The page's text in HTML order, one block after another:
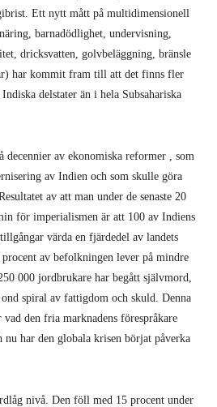
Ett nytt mått på multidimensionell
barnadödlighet, undervisning,
dricksvatten, golvbeläggning, bränsle
har kommit fram till att det finns fler
delstater än i hela Subsahariska
decennier av ekonomiska reformer , som
av Indien och som skulle göra
av att man under de senaste 20
för imperialismen är att 100 av Indiens
värda en fjärdedel av landets
av befolkningen lever på mindre
000 jordbrukare har begått självmord,
spiral av fattigdom och skuld. Denna
den fria marknadens förespråkare
nu har den globala krisen börjat påverka
nivå. Den föll med 15 procent under